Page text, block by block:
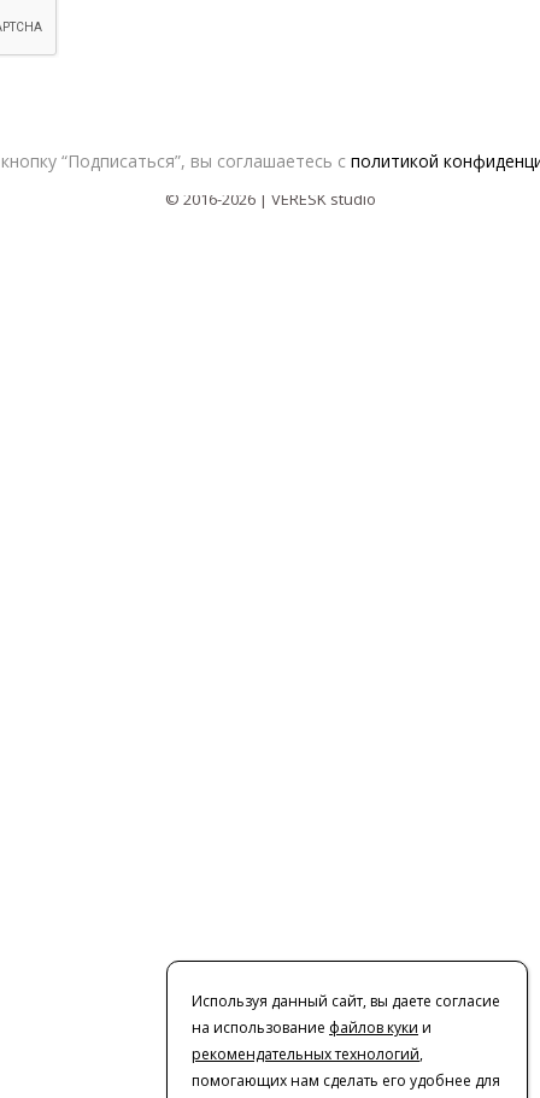
Политика конфиденциальности
© 2016-2026 | VERESK studio
Используя данный сайт, вы даете согласие
на использование файлов куки и
рекомендательных технологий,
помогающих нам сделать его удобнее для
“Подписаться”, вы соглашаетесь с политикой